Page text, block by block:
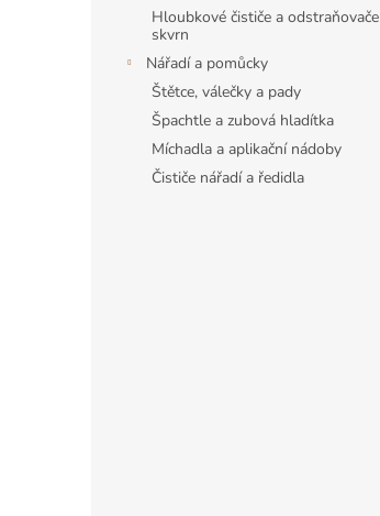
Hloubkové čističe a odstraňovače
skvrn
Nářadí a pomůcky
Štětce, válečky a pady
Špachtle a zubová hladítka
Míchadla a aplikační nádoby
Čističe nářadí a ředidla